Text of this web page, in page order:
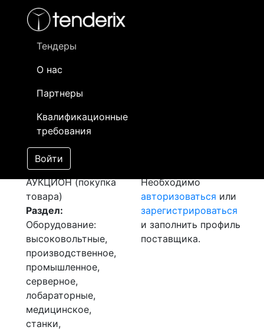
Тендеры
О нас
Партнеры
Квалификационные
требования
Войти
- активный лот
- сохраненный лот (не опубликован)
Закуп: Дизель
генератор
[Завершен]
Победитель выбран
Лот №:5602
АУКЦИОН (покупка
товара)
Раздел:
Оборудование:
высоковольтные,
производственное,
промышленное,
серверное,
лобараторные,
медицинское,
станки,
Необходимо
авторизоваться или
зарегистрироваться
и заполнить профиль
поставщика.